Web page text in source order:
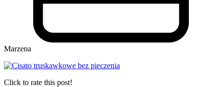
Marzena
Click to rate this post!